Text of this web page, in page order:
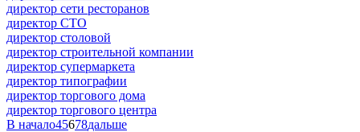
директор сети ресторанов
директор СТО
директор столовой
директор строительной компании
директор супермаркета
директор типографии
директор торгового дома
директор торгового центра
В начало45678дальше